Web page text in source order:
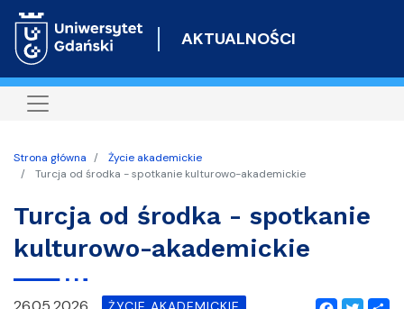
do
AKTUALNOŚCI
Strona główna
Życie akademickie
Turcja od środka - spotkanie kulturowo-akademickie
Turcja od środka - spotkanie
kulturowo-akademickie